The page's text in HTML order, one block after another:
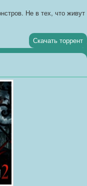
Не в тех, что живут
Скачать торрент